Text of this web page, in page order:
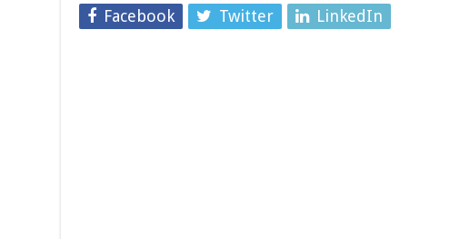
Facebook Twitter LinkedIn